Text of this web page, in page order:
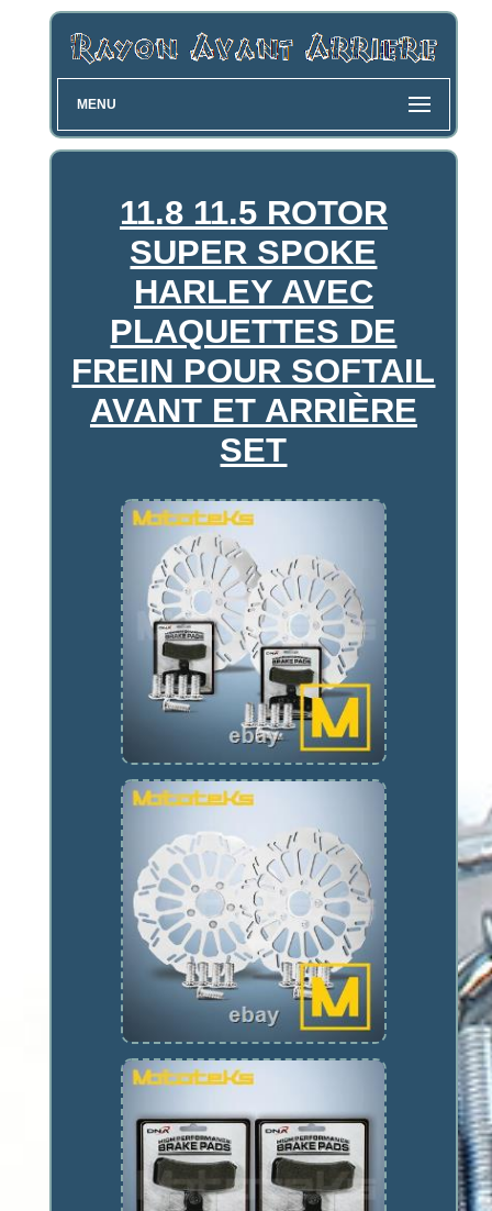
MENU
11.8 11.5 ROTOR
SUPER SPOKE
HARLEY AVEC
PLAQUETTES DE
FREIN POUR SOFTAIL
AVANT ET ARRIÈRE
SET